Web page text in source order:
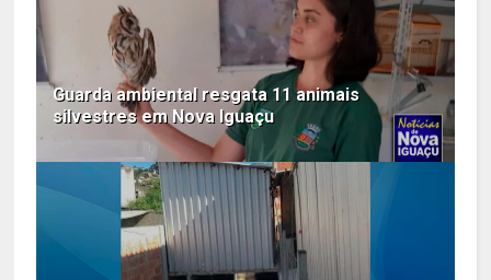
Guarda ambiental resgata 11 animais
silvestres em Nova Iguaçu